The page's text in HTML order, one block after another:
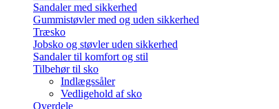
Sandaler med sikkerhed
Gummistøvler med og uden sikkerhed
Træsko
Jobsko og støvler uden sikkerhed
Sandaler til komfort og stil
Tilbehør til sko
Indlægssåler
Vedligehold af sko
Overdele